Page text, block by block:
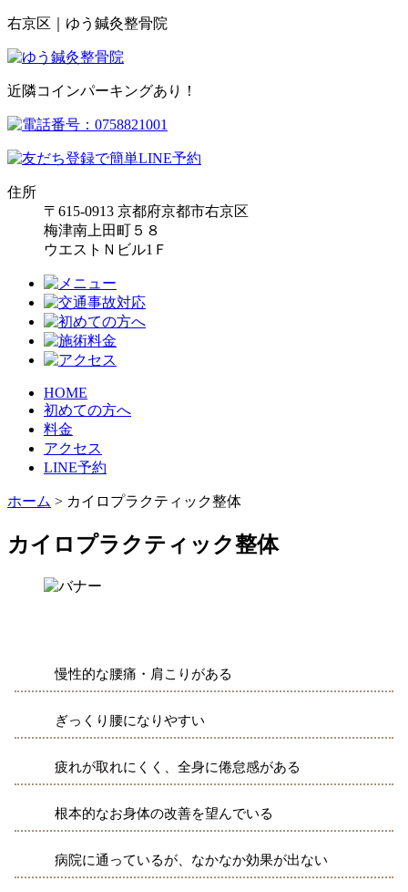
右京区｜ゆう鍼灸整骨院
近隣コインパーキングあり！
住所
〒615-0913 京都府京都市右京区
梅津南上田町５８
ウエストＮビル1Ｆ
HOME
初めての方へ
料金
アクセス
LINE予約
ホーム > カイロプラクティック整体
カイロプラクティック整体
慢性的な腰痛・肩こりがある
ぎっくり腰になりやすい
疲れが取れにくく、全身に倦怠感がある
根本的なお身体の改善を望んでいる
病院に通っているが、なかなか効果が出ない